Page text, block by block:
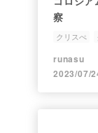
察
クリスぺ
runasu
2023/07/